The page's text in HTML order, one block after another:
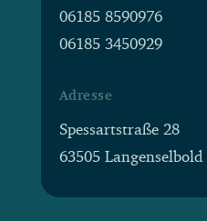
06185 8590976
06185 3450929
Adresse
Spessartstraße 28
63505 Langenselbold